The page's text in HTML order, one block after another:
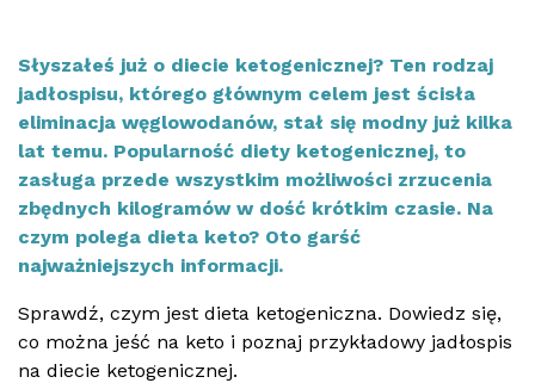
Słyszałeś już o diecie ketogenicznej? Ten rodzaj
jadłospisu, którego głównym celem jest ścisła
eliminacja węglowodanów, stał się modny już kilka
lat temu. Popularność diety ketogenicznej, to
zasługa przede wszystkim możliwości zrzucenia
zbędnych kilogramów w dość krótkim czasie. Na
czym polega dieta keto? Oto garść
najważniejszych informacji.
Sprawdź, czym jest dieta ketogeniczna. Dowiedz się,
co można jeść na keto i poznaj przykładowy jadłospis
na diecie ketogenicznej.